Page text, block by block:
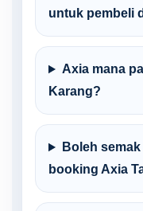
untuk pembeli
Axia mana
Karang?
Boleh
booking Axia